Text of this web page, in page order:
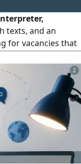
texts, and an
for vacancies that
2